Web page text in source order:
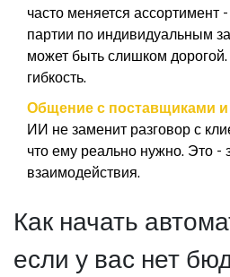
часто меняется
партии по индивидуальным
может быть слишком
гибкость.
Общение с поставщиками и
ИИ не заменит разговор с
что ему реально нужно. Это -
взаимодействия.
Как начать
если у вас нет